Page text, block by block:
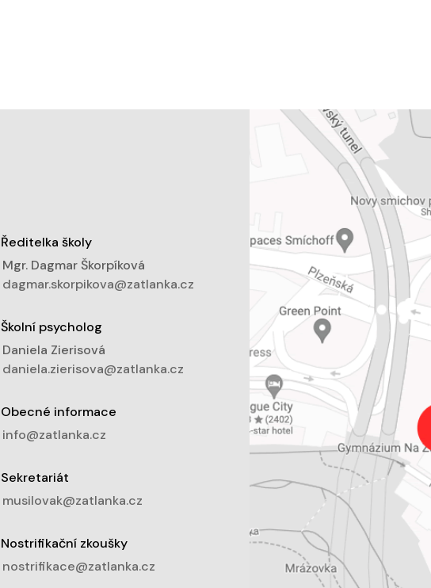
Ředitelka školy
Mgr. Dagmar Škorpíková
dagmar.skorpikova@zatlanka.cz
Školní psycholog
Daniela Zierisová
daniela.zierisova@zatlanka.cz
Obecné informace
info@zatlanka.cz
Sekretariát
musilovak@zatlanka.cz
Nostrifikační zkoušky
nostrifikace@zatlanka.cz